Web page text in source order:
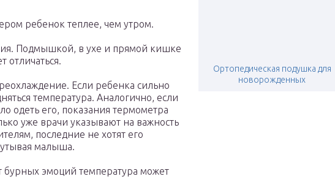
Ортопедическая подушка для
новорожденных
ребенок теплее, чем утром.
Подмышкой, в ухе и прямой кишке
отличаться.
Если ребенка сильно
температура. Аналогично, если
одеть его, показания термометра
уже врачи указывают на важность
последние не хотят его
малыша.
бурных эмоций температура может